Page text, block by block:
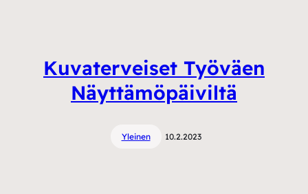
Kuvaterveiset Työväen
Näyttämöpäiviltä
Yleinen 10.2.2023